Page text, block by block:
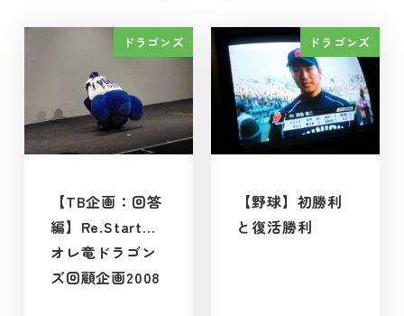
ドラゴンズ
【TB企画：回答
編】Re.Start…
オレ竜ドラゴン
ズ回顧企画2008
ドラゴンズ
【野球】初勝利
と復活勝利